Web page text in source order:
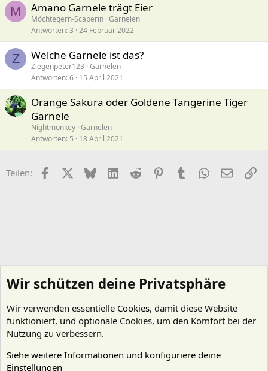
M Amano Garnele trägt Eier
Möchtegern-Scaperin Garnelen
Antworten 3 24 Februar 2022
Z Welche Garnele ist das?
Ziegenpeter123 Garnelen
Antworten 6 15 April 2021
Orange Sakura oder Goldene Tangerine Tiger
Garnele
Nightmonkey Garnelen
Antworten 5 18 April 2021
Teilen: FacebookX (Twitter)
BlueskyLinkedIn
Reddit PinterestTumblr WhatsApp
E-Mail
Wir schützen deine Privatsphäre
Wir verwenden essentielle Cookies, damit diese Website
funktioniert, und optionale Cookies, um den Komfort bei der
Nutzung zu verbessern.
Siehe weitere Informationen und konfiguriere deine
Einstellungen